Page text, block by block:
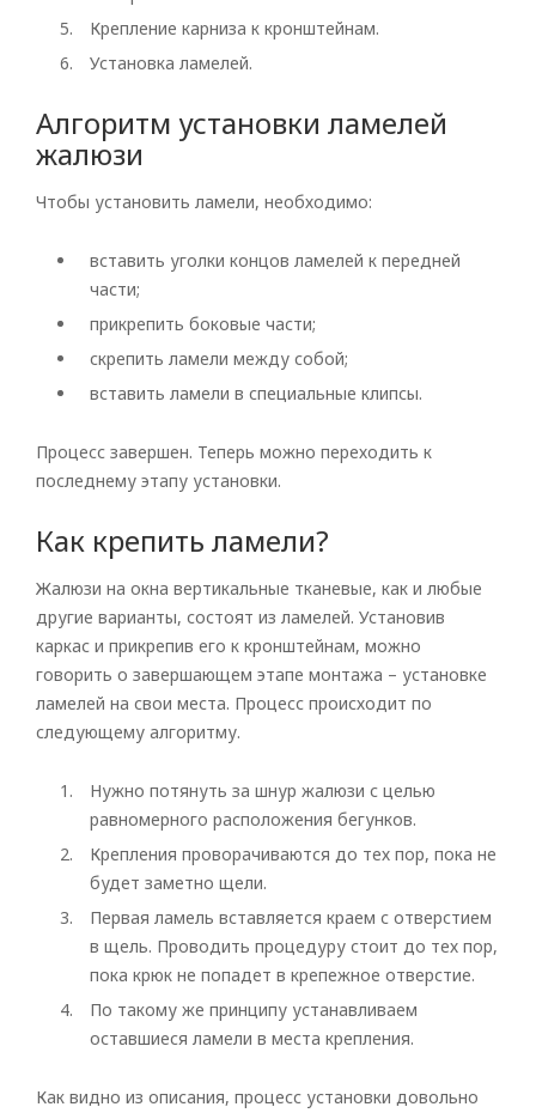
Крепление карниза к кронштейнам.
Установка ламелей.
Алгоритм установки ламелей
жалюзи
Чтобы установить ламели, необходимо:
вставить уголки концов ламелей к передней
части;
прикрепить боковые части;
скрепить ламели между собой;
вставить ламели в специальные клипсы.
Процесс завершен. Теперь можно переходить к
последнему этапу установки.
Как крепить ламели?
Жалюзи на окна вертикальные тканевые, как и любые
другие варианты, состоят из ламелей. Установив
каркас и прикрепив его к кронштейнам, можно
говорить о завершающем этапе монтажа – установке
ламелей на свои места. Процесс происходит по
следующему алгоритму.
Нужно потянуть за шнур жалюзи с целью
равномерного расположения бегунков.
Крепления проворачиваются до тех пор, пока не
будет заметно щели.
Первая ламель вставляется краем с отверстием
в щель. Проводить процедуру стоит до тех пор,
пока крюк не попадет в крепежное отверстие.
По такому же принципу устанавливаем
оставшиеся ламели в места крепления.
Как видно из описания, процесс установки довольно